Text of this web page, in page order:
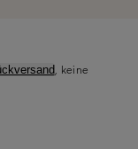
, keine